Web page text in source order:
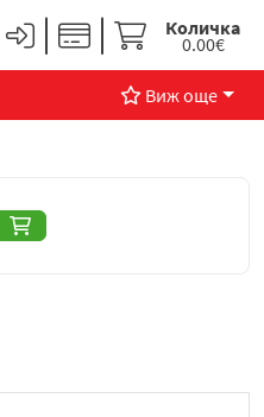
Количка
0.00€
Виж още